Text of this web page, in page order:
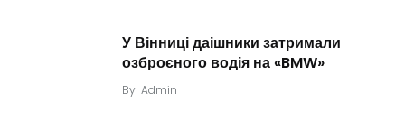
У Вінниці даішники затримали
озброєного водія на «BMW»
By Admin